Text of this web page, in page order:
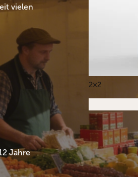
vielen
2×2
Jahre